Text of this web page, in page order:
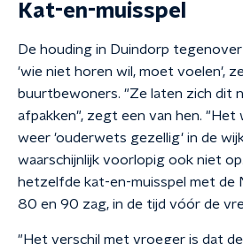
Kat-en-muisspel
De houding in Duindorp
'wie niet horen wil, moet voelen',
buurtbewoners. "Ze laten zich dit
afpakken", zegt een van hen. "Het
weer 'ouderwets gezellig' in de
waarschijnlijk voorlopig ook niet
hetzelfde kat-en-muisspel met de
80 en 90 zag, in de tijd vóór de
"Het verschil met vroeger is dat